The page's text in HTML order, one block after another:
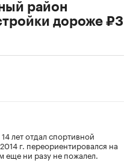
район
дороже ₽3
лет отдал спортивной
г. переориентировался на
еще ни разу не пожалел.